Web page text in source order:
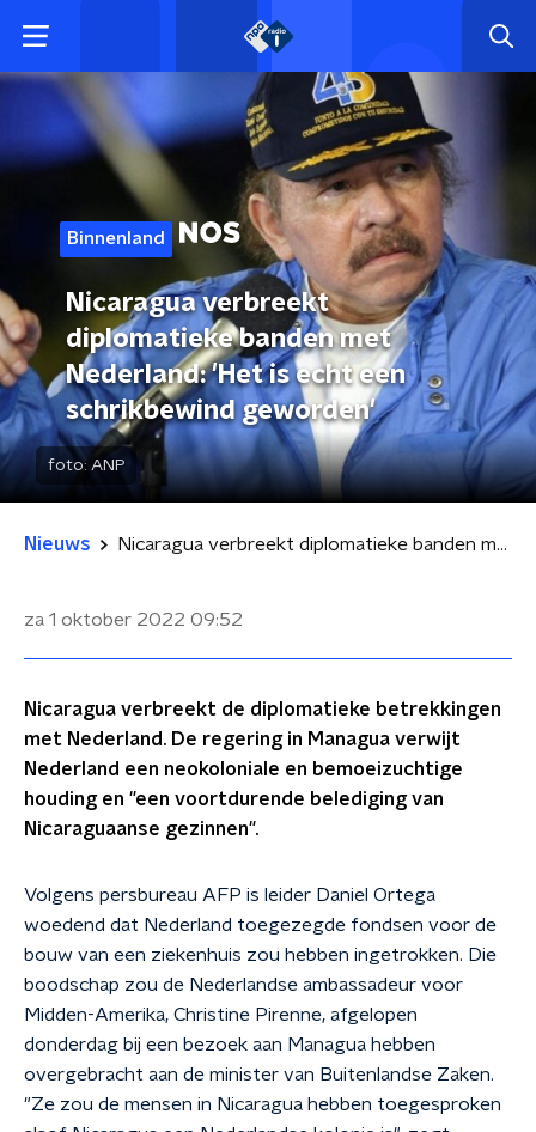
Binnenland
Nicaragua verbreekt
diplomatieke banden met
Nederland: 'Het is echt een
schrikbewind geworden'
foto: ANP
Nieuws Nicaragua verbreekt diplomatieke banden met Nederland: 'Het is echt een schrikbewind geworden'
za 1 oktober 2022 09:52
Nicaragua verbreekt de diplomatieke betrekkingen
met Nederland. De regering in Managua verwijt
Nederland een neokoloniale en bemoeizuchtige
houding en "een voortdurende belediging van
Nicaraguaanse gezinnen".
Volgens persbureau AFP is leider Daniel Ortega
woedend dat Nederland toegezegde fondsen voor de
bouw van een ziekenhuis zou hebben ingetrokken. Die
boodschap zou de Nederlandse ambassadeur voor
Midden-Amerika, Christine Pirenne, afgelopen
donderdag bij een bezoek aan Managua hebben
overgebracht aan de minister van Buitenlandse Zaken.
"Ze zou de mensen in Nicaragua hebben toegesproken